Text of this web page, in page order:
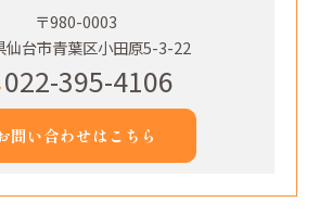
〒980-0003
仙台市青葉区小田原5-3-22
022-395-4106
問い合わせはこちら